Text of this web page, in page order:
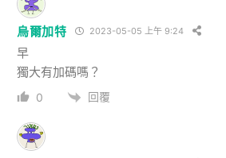
烏爾加特 2023-05-05 上午 9:24
早
獨大有加碼嗎？
0 回覆